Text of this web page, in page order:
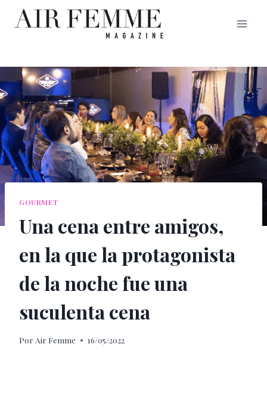
Saltar
GOURMET
Una cena entre amigos,
en la que la protagonista
de la noche fue una
suculenta cena
Por Air Femme 16/05/2022